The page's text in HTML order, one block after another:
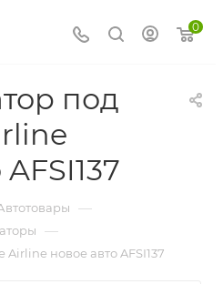
0
под
—
—
новое авто AFSI137